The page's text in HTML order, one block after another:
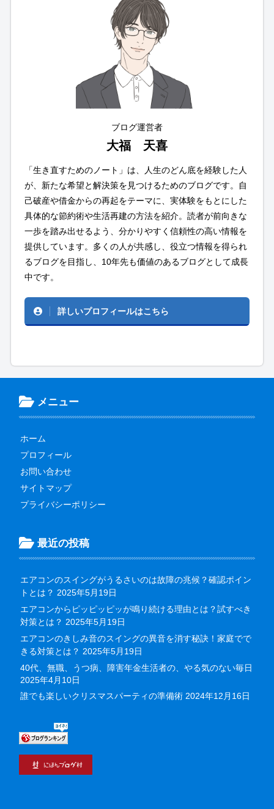
ブログ運営者
大福 天喜
「生き直すためのノート」は、人生のどん底を経験した人
が、新たな希望と解決策を見つけるためのブログです。自
己破産や借金からの再起をテーマに、実体験をもとにした
具体的な節約術や生活再建の方法を紹介。読者が前向きな
一歩を踏み出せるよう、分かりやすく信頼性の高い情報を
提供しています。多くの人が共感し、役立つ情報を得られ
るブログを目指し、10年先も価値のあるブログとして成長
中です。
詳しいプロフィールはこちら
メニュー
ホーム
プロフィール
お問い合わせ
サイトマップ
プライバシーポリシー
最近の投稿
エアコンのスイングがうるさいのは故障の兆候？確認ポイン
トとは？ 2025年5月19日
エアコンからピッピッピッが鳴り続ける理由とは？試すべき
対策とは？ 2025年5月19日
エアコンのきしみ音のスイングの異音を消す秘訣！家庭でで
きる対策とは？ 2025年5月19日
40代、無職、うつ病、障害年金生活者の、やる気のない毎日
2025年4月10日
誰でも楽しいクリスマスパーティの準備術 2024年12月16日